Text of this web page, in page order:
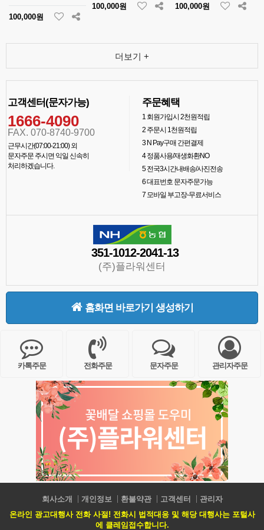
100,000원
100,000원 100,000원
더보기 +
고객센터(문자가능)
1666-4090
FAX. 070-8740-9700
근무시간(07:00-21:00) 외
문자주문 주시면 익일 신속히
처리하겠습니다.
주문혜택
1회원가입시 2천원적립
2주문시 1천원적립
3N Pay구매 간편결제
4정품사용/재생화환NO
5전국3시간내배송/사진전송
6대표번호 문자주문가능
7모바일 부고장-무료서비스
351-1012-2041-13
(주)플라워센터
홈화면 바로가기 생성하기
카톡주문 전화주문 문자주문 관리자주문
회사소개 개인정보 환불약관 고객센터
관리자
온라인 광고대행사 전화 사절! 전화시 법적대응 및 해당 대행사는 포털사
에 클레임접수합니다.